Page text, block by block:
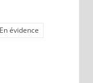
En évidence